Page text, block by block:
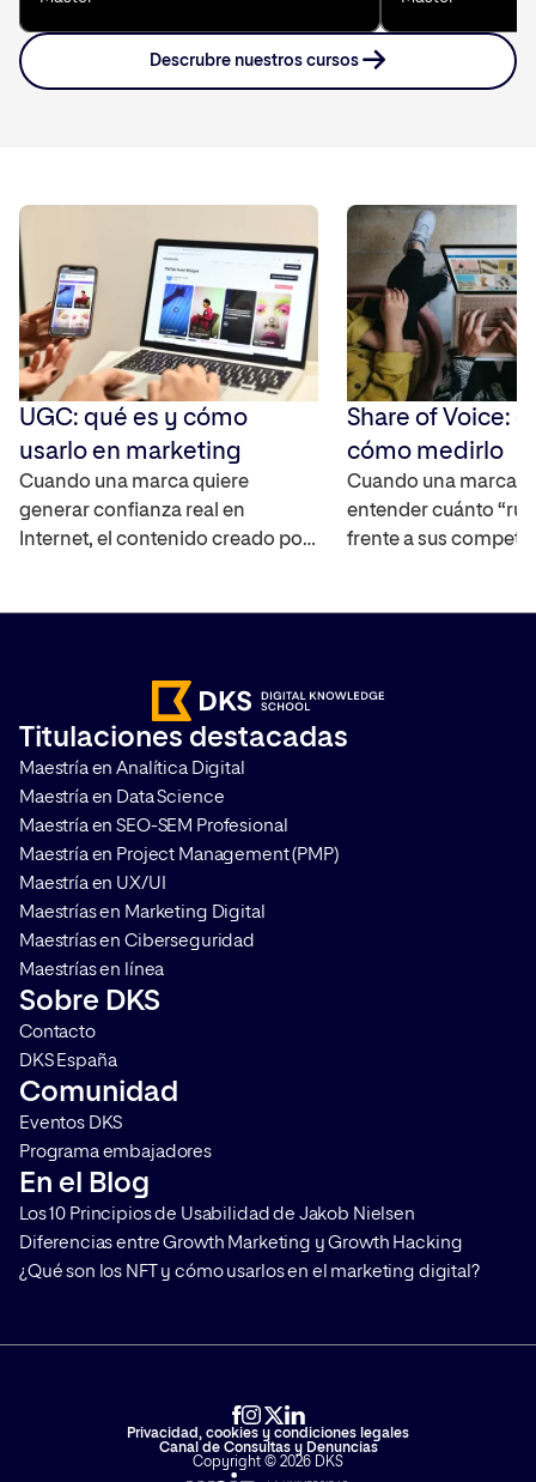
Descrubre nuestros cursos
UGC: qué es y cómo
usarlo en marketing
Cuando una marca quiere
generar confianza real en
Internet, el contenido creado por
ayuda a construir credibilidad y
acelera el proceso en la toma de
decisiones de compra. Te
contamos en qué consiste y […]
Share of Voice:
cómo medirlo
Cuando una marca
entender cuánto
frente a sus
Titulaciones destacadas
Maestría en Analítica Digital
Maestría en Data Science
Maestría en SEO-SEM Profesional
Maestría en Project Management (PMP)
Maestría en UX/UI
Maestrías en Marketing Digital
Maestrías en Ciberseguridad
Maestrías en línea
Sobre DKS
Contacto
DKS España
Comunidad
Eventos DKS
Programa embajadores
En el Blog
Los 10 Principios de Usabilidad de Jakob Nielsen
Diferencias entre Growth Marketing y Growth Hacking
¿Qué son los NFT y cómo usarlos en el marketing digital?
Privacidad, cookies y condiciones legales
Canal de Consultas y Denuncias
Copyright © 2026 DKS